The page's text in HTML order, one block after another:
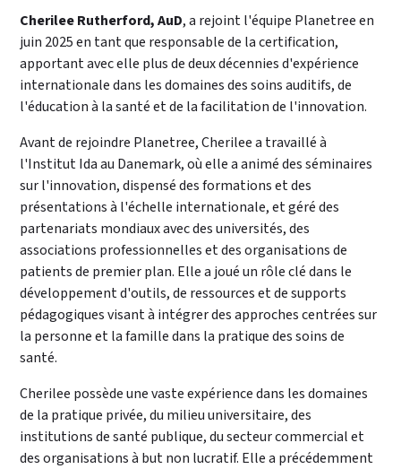
Cherilee Rutherford, AuD, a rejoint l'équipe Planetree en
juin 2025 en tant que responsable de la certification,
apportant avec elle plus de deux décennies d'expérience
internationale dans les domaines des soins auditifs, de
l'éducation à la santé et de la facilitation de l'innovation.
Avant de rejoindre Planetree, Cherilee a travaillé à
l'Institut Ida au Danemark, où elle a animé des séminaires
sur l'innovation, dispensé des formations et des
présentations à l'échelle internationale, et géré des
partenariats mondiaux avec des universités, des
associations professionnelles et des organisations de
patients de premier plan. Elle a joué un rôle clé dans le
développement d'outils, de ressources et de supports
pédagogiques visant à intégrer des approches centrées sur
la personne et la famille dans la pratique des soins de
santé.
Cherilee possède une vaste expérience dans les domaines
de la pratique privée, du milieu universitaire, des
institutions de santé publique, du secteur commercial et
des organisations à but non lucratif. Elle a précédemment